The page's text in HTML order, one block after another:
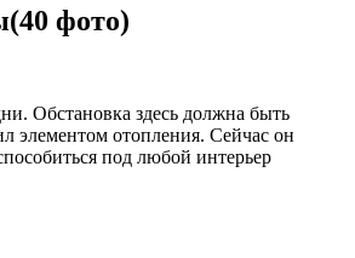
фото)
Обстановка здесь должна быть
элементом отопления. Сейчас он
под любой интерьер